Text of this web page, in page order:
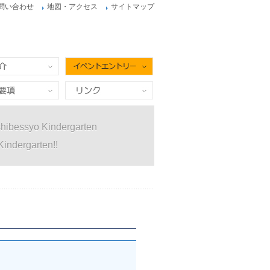
い合わせ 地図・アクセス サイトマップ
リンク
Kindergarten